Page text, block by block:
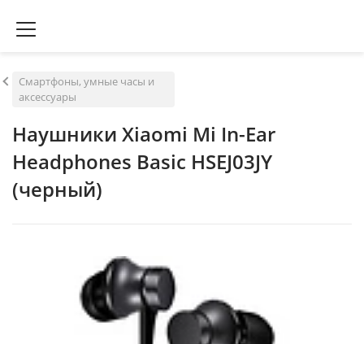
Смартфоны, умные часы и
аксессуары
Наушники Xiaomi Mi In-Ear
Headphones Basic HSEJ03JY
(черный)